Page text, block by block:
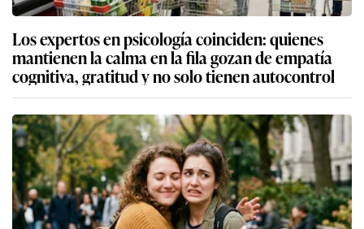
Los expertos en psicología coinciden: quienes
mantienen la calma en la fila gozan de empatía
cognitiva, gratitud y no solo tienen autocontrol